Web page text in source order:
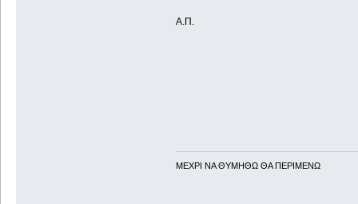
Α.Π.
ΜΕΧΡΙ ΝΑ ΘΥΜHΘΩ ΘΑ ΠΕΡΙΜΕΝΩ